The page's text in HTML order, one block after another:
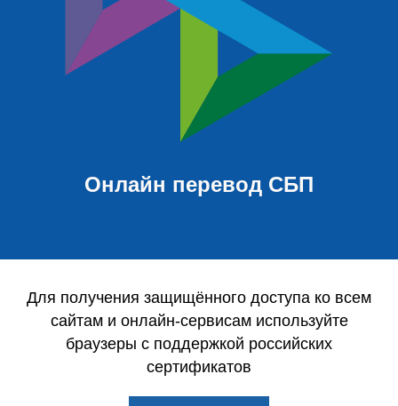
Онлайн перевод СБП
Для получения защищённого доступа ко всем
сайтам и онлайн-сервисам используйте
браузеры с поддержкой российских
сертификатов